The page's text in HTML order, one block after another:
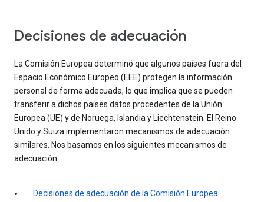
Decisiones de adecuación
La Comisión Europea determinó que algunos países fuera del
Espacio Económico Europeo (EEE) protegen la información
personal de forma adecuada, lo que implica que se pueden
transferir a dichos países datos procedentes de la Unión
Europea (UE) y de Noruega, Islandia y Liechtenstein. El Reino
Unido y Suiza implementaron mecanismos de adecuación
similares. Nos basamos en los siguientes mecanismos de
adecuación:
Decisiones de adecuación de la Comisión Europea